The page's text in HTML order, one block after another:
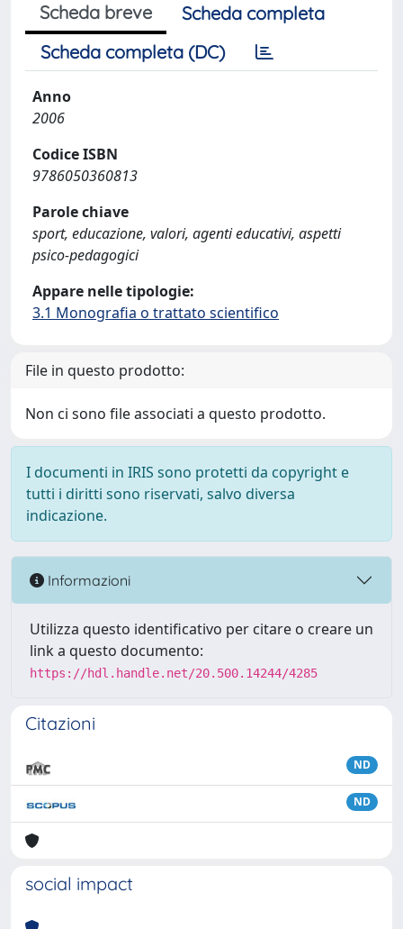
Scheda breve
Scheda completa
Scheda completa (DC)
Anno
2006
Codice ISBN
9786050360813
Parole chiave
sport, educazione, valori, agenti educativi, aspetti
psico-pedagogici
Appare nelle tipologie:
3.1 Monografia o trattato scientifico
File in questo prodotto:
Non ci sono file associati a questo prodotto.
I documenti in IRIS sono protetti da copyright e
tutti i diritti sono riservati, salvo diversa
indicazione.
Informazioni
Utilizza questo identificativo per citare o creare un
link a questo documento:
https://hdl.handle.net/20.500.14244/4285
Citazioni
ND
ND
social impact